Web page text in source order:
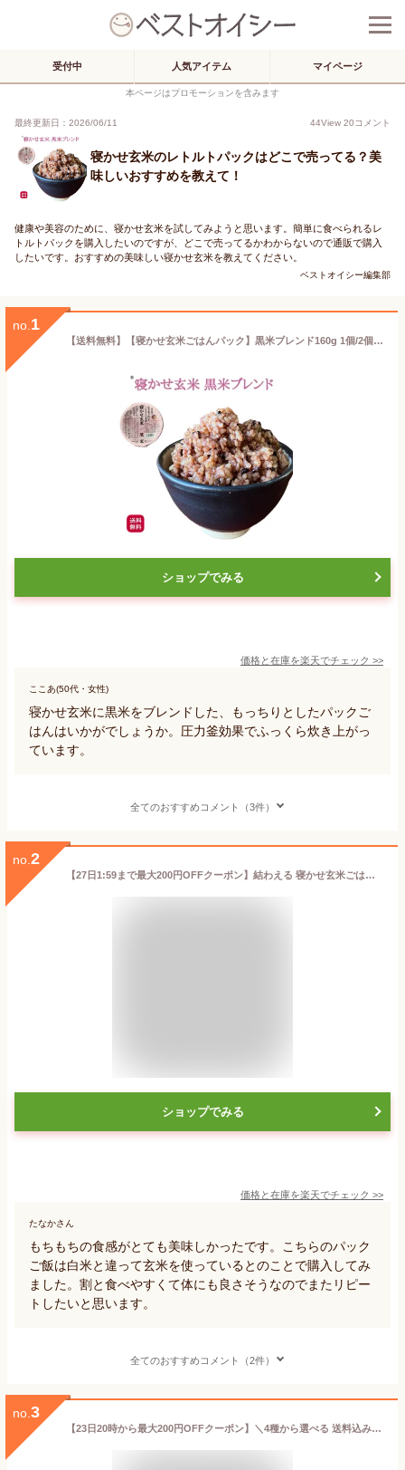
受付中 人気アイテム マイページ
本ページはプロモーションを含みます
最終更新日：2026/06/11 44View 20コメント
寝かせ玄米のレトルトパックはどこで売ってる？美
味しいおすすめを教えて！
健康や美容のために、寝かせ玄米を試してみようと思います。簡単に食べられるレ
トルトパックを購入したいのですが、どこで売ってるかわからないので通販で購入
したいです。おすすめの美味しい寝かせ玄米を教えてください。
ベストオイシー編集部
no. 1
【送料無料】【寝かせ玄米ごはんパック】黒米ブレンド160g 1個/2個/4個 結わえる 玄米パック YUWAERU《常温便》ご飯 国産 無添加 レトルト 健康 非常食 備蓄米 お試し 雑穀
ショップでみる
価格と在庫を楽天でチェック >>
ここあ(50代・女性)
寝かせ玄米に黒米をブレンドした、もっちりとしたパックご
はんはいかがでしょうか。圧力釜効果でふっくら炊き上がっ
ています。
全てのおすすめコメント（3件）
no. 2
【27日1:59まで最大200円OFFクーポン】結わえる 寝かせ玄米ごはん もち麦 160g 国産 無添加 玄米 もっちもち食感 お米の甘み 玄米ごはんパック ごはんパック 寝かせ玄米 ご飯 玄米ごはん 玄米ご飯 もち麦 レトルト
ショップでみる
価格と在庫を楽天でチェック >>
たなかさん
もちもちの食感がとても美味しかったです。こちらのパック
ご飯は白米と違って玄米を使っているとのことで購入してみ
ました。割と食べやすくて体にも良さそうなのでまたリピー
トしたいと思います。
全てのおすすめコメント（2件）
no. 3
【23日20時から最大200円OFFクーポン】＼4種から選べる 送料込み／ 結わえる 寝かせ玄米ごはん 160g 国産 無添加 玄米 もっちもち食感 お米の甘み 玄米ごはんパック ごはんパック 寝かせ玄米 ご飯 玄米ごはん 玄米ご飯 小豆 十五穀米 黒米 もち麦 レトルト